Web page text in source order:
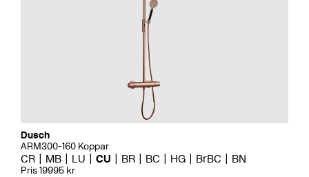
Dusch
ARM300-160 Koppar
CR MB LU CU BR BC HG BrBC BN
Pris 19995 kr